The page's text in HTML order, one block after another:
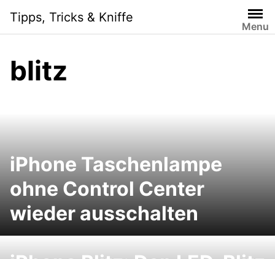
content
Tipps, Tricks & Kniffe
Menu
blitz
iPhone Taschenlampe
ohne Control Center
wieder ausschalten